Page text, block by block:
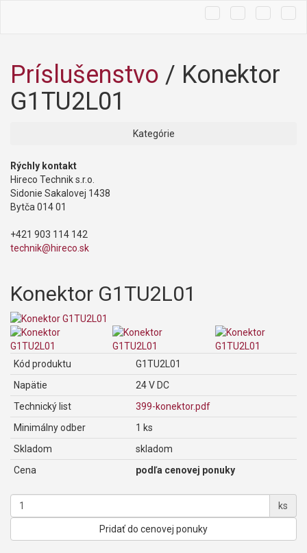
Košík
Hľadať
Príslušenstvo / Konektor
G1TU2L01
Kategórie
Rýchly kontakt
Hireco Technik s.r.o.
Sidonie Sakalovej 1438
Bytča 014 01
+421 903 114 142
technik@hireco.sk
Konektor G1TU2L01
Kód produktu
G1TU2L01
Napätie
24 V DC
Technický list
399-konektor.pdf
Minimálny odber
1 ks
Skladom
skladom
Cena
podľa cenovej ponuky
ks
Pridať do cenovej ponuky